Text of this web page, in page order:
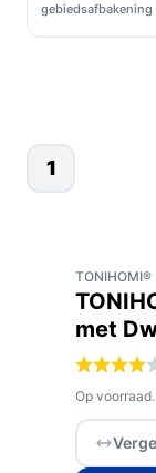
gebiedsafbakening
1
TONIHOMI®
met
Op